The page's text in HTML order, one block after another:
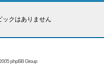
ックはありません
phpBB Group